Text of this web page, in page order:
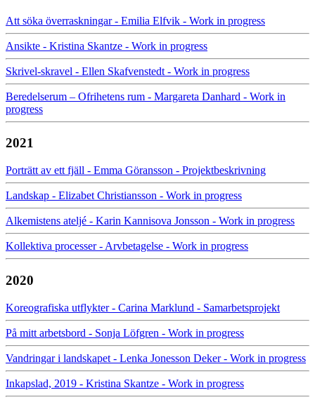
Att söka överraskningar - Emilia Elfvik - Work in progress
Ansikte - Kristina Skantze - Work in progress
Skrivel-skravel - Ellen Skafvenstedt - Work in progress
Beredelserum – Ofrihetens rum - Margareta Danhard - Work in
progress
2021
Porträtt av ett fjäll - Emma Göransson - Projektbeskrivning
Landskap - Elizabet Christiansson - Work in progress
Alkemistens ateljé - Karin Kannisova Jonsson - Work in progress
Kollektiva processer - Arvbetagelse - Work in progress
2020
Koreografiska utflykter - Carina Marklund - Samarbetsprojekt
På mitt arbetsbord - Sonja Löfgren - Work in progress
Vandringar i landskapet - Lenka Jonesson Deker - Work in progress
Inkapslad, 2019 - Kristina Skantze - Work in progress